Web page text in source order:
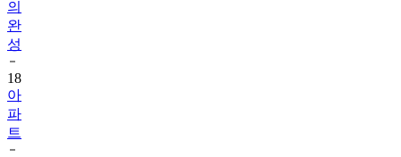
의
완
성
18
아
파
트